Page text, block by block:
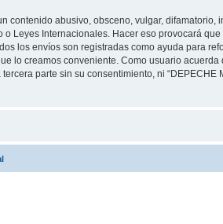
contenido abusivo, obsceno, vulgar,
o Leyes Internacionales. Hacer eso provocará
los envíos son registradas como ayuda para
lo creamos conveniente. Como usuario
parte sin su consentimiento, ni